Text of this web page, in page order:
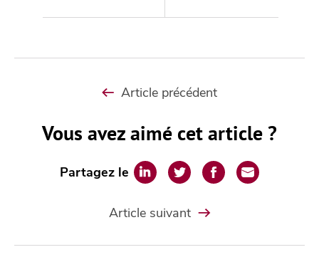
Article précédent
Vous avez aimé cet article ?
Partagez le
Article suivant